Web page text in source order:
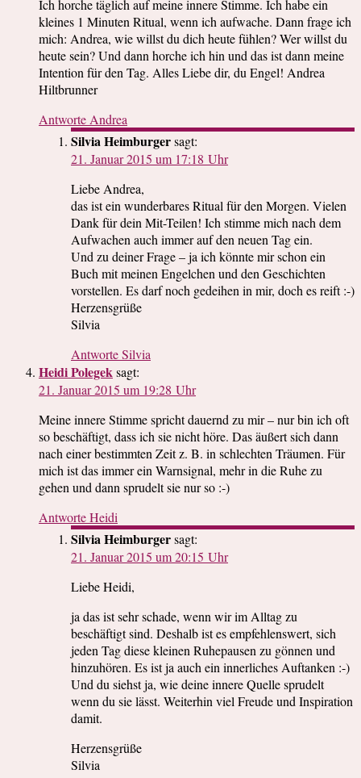
Ich horche täglich auf meine innere Stimme. Ich habe ein
kleines 1 Minuten Ritual, wenn ich aufwache. Dann frage ich
mich: Andrea, wie willst du dich heute fühlen? Wer willst du
heute sein? Und dann horche ich hin und das ist dann meine
Intention für den Tag. Alles Liebe dir, du Engel! Andrea
Hiltbrunner
Antworte Andrea
Silvia Heimburgersagt:
21. Januar 2015 um 17:18 Uhr
Liebe Andrea,
das ist ein wunderbares Ritual für den Morgen. Vielen
Dank für dein Mit-Teilen! Ich stimme mich nach dem
Aufwachen auch immer auf den neuen Tag ein.
Und zu deiner Frage – ja ich könnte mir schon ein
Buch mit meinen Engelchen und den Geschichten
vorstellen. Es darf noch gedeihen in mir, doch es reift :-)
Herzensgrüße
Silvia
Antworte Silvia
Heidi Polegeksagt:
21. Januar 2015 um 19:28 Uhr
Meine innere Stimme spricht dauernd zu mir – nur bin ich oft
so beschäftigt, dass ich sie nicht höre. Das äußert sich dann
nach einer bestimmten Zeit z. B. in schlechten Träumen. Für
mich ist das immer ein Warnsignal, mehr in die Ruhe zu
gehen und dann sprudelt sie nur so :-)
Antworte Heidi
Silvia Heimburgersagt:
21. Januar 2015 um 20:15 Uhr
Liebe Heidi,
ja das ist sehr schade, wenn wir im Alltag zu
beschäftigt sind. Deshalb ist es empfehlenswert, sich
jeden Tag diese kleinen Ruhepausen zu gönnen und
hinzuhören. Es ist ja auch ein innerliches Auftanken :-)
Und du siehst ja, wie deine innere Quelle sprudelt
wenn du sie lässt. Weiterhin viel Freude und Inspiration
damit.
Herzensgrüße
Silvia